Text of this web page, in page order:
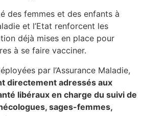
des femmes et des enfants à
et l’Etat renforcent les
déjà mises en place pour
à se faire vacciner.
par l’Assurance Maladie,
directement adressés aux
libéraux en charge du suivi de
sages-femmes,